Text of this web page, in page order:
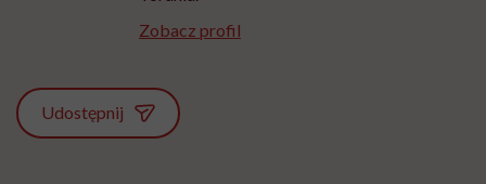
Zobacz profil
Udostępnij